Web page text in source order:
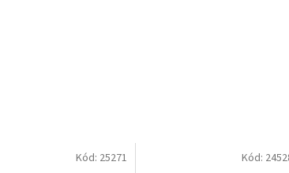
Kód: 25271 Kód: